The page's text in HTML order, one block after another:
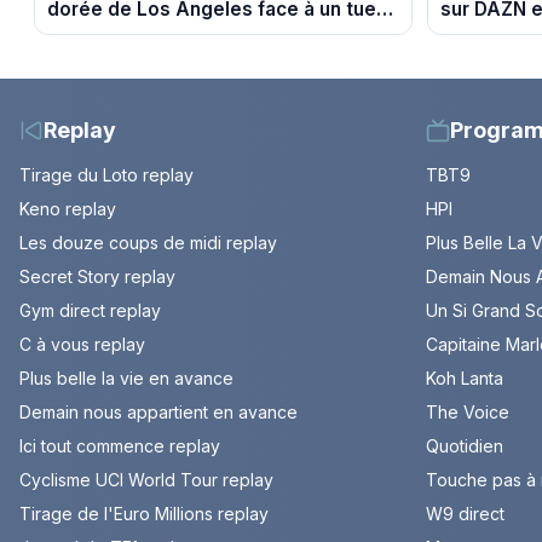
dorée de Los Angeles face à un tueur
dans les années 80
sur DAZN
Replay
Tirage du Loto replay
Keno replay
Les douze coups de midi replay
Secret Story replay
Gym direct replay
C à vous replay
Plus belle la vie en avance
Demain nous appartient en avance
Ici tout commence replay
Cyclisme UCI World Tour replay
Tirage de l'Euro Millions replay
TBT9
HPI
Plus Belle La
Demain Nous
Un Si Grand
Capitaine
Koh Lanta
The Voice
Quotidien
Touche pas à
W9 direct